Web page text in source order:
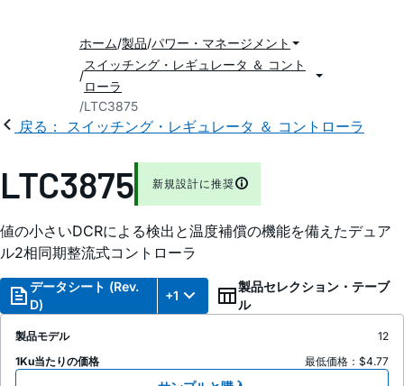
ホーム 製品 パワー・マネージメント
スイッチング・レギュレータ ＆ コント
ローラ
LTC3875
戻る： スイッチング・レギュレータ ＆ コントローラ
LTC3875 新規設計に推奨
値の小さいDCRによる検出と温度補償の機能を備えたデュア
ル2相同期整流式コントローラ
データシート (Rev.
D)
+1
製品セレクション・テーブ
ル
製品モデル
12
1Ku当たりの価格
最低価格：$4.77